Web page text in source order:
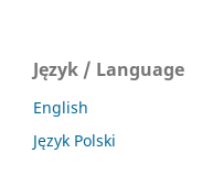
Język / Language
English
Język Polski